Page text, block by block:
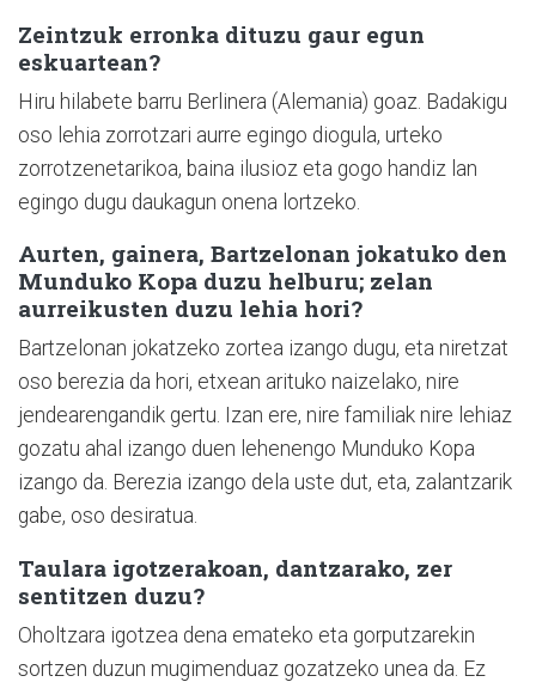
Zeintzuk erronka dituzu gaur egun
eskuartean?
Hiru hilabete barru Berlinera (Alemania) goaz. Badakigu
oso lehia zorrotzari aurre egingo diogula, urteko
zorrotzenetarikoa, baina ilusioz eta gogo handiz lan
egingo dugu daukagun onena lortzeko.
Aurten, gainera, Bartzelonan jokatuko den
Munduko Kopa duzu helburu; zelan
aurreikusten duzu lehia hori?
Bartzelonan jokatzeko zortea izango dugu, eta niretzat
oso berezia da hori, etxean arituko naizelako, nire
jendearengandik gertu. Izan ere, nire familiak nire lehiaz
gozatu ahal izango duen lehenengo Munduko Kopa
izango da. Berezia izango dela uste dut, eta, zalantzarik
gabe, oso desiratua.
Taulara igotzerakoan, dantzarako, zer
sentitzen duzu?
Oholtzara igotzea dena emateko eta gorputzarekin
sortzen duzun mugimenduaz gozatzeko unea da. Ez